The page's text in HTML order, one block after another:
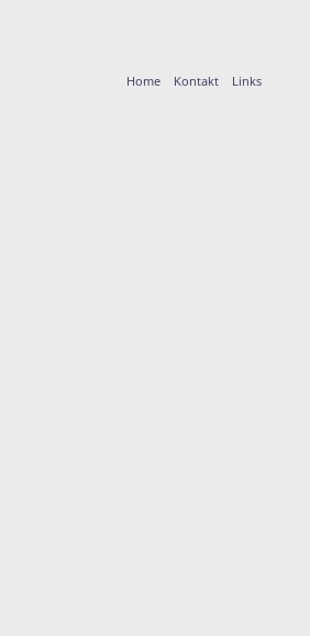
Home Kontakt Links